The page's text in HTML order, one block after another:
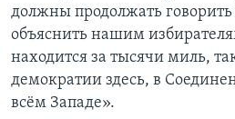
должны продолжать
объяснить нашим
находится за тысячи миль,
демократии здесь, в
всём Западе».